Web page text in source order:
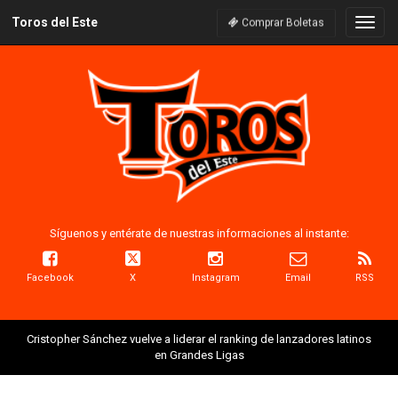
Toros del Este Comprar Boletas
Síguenos y entérate de nuestras informaciones al instante:
Facebook X Instagram Email RSS
Cristopher Sánchez vuelve a liderar el ranking de lanzadores latinos
en Grandes Ligas